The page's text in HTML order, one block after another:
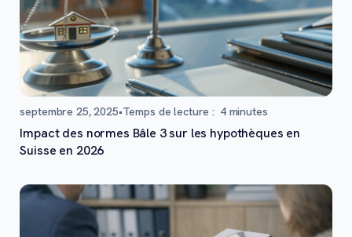
septembre 25, 2025•Temps de lecture : 4minutes
Impact des normes Bâle 3 sur les hypothèques en
Suisse en 2026